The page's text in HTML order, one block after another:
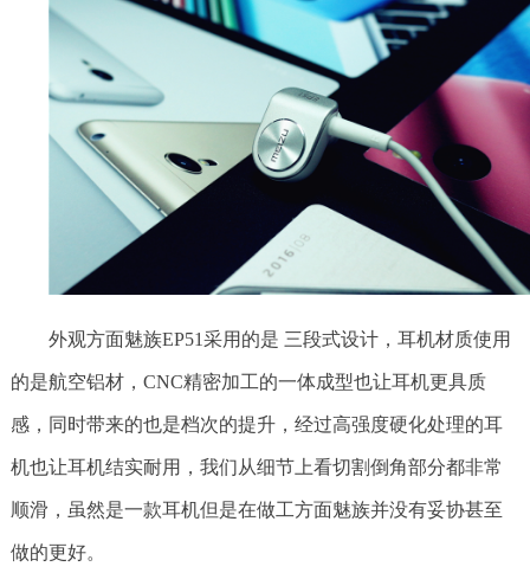
外观方面魅族EP51采用的是 三段式设计，耳机材质使用
的是航空铝材，CNC精密加工的一体成型也让耳机更具质
感，同时带来的也是档次的提升，经过高强度硬化处理的耳
机也让耳机结实耐用，我们从细节上看切割倒角部分都非常
顺滑，虽然是一款耳机但是在做工方面魅族并没有妥协甚至
做的更好。